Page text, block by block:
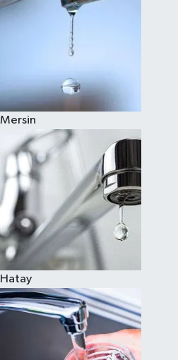
Mersin
Hatay